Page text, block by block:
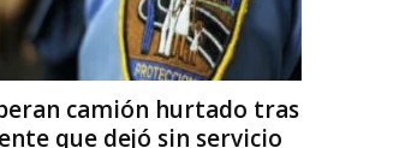
camión hurtado tras
que dejó sin servicio